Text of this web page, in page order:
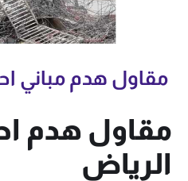
مقاول هدم مباني
مقاول هدم
الرياض